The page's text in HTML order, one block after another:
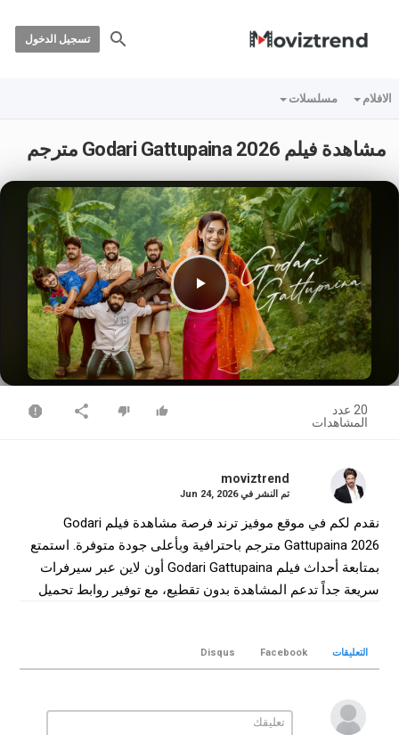
تسجيل الدخول
الافلام مسلسلات
مشاهدة فيلم Godari Gattupaina 2026 مترجم
20 عدد
المشاهدات
moviztrend
تم النشر فيJun 24, 2026
نقدم لكم في موقع موفيز ترند فرصة مشاهدة فيلم Godari
Gattupaina 2026 مترجم باحترافية وبأعلى جودة متوفرة. استمتع
بمتابعة أحداث فيلم Godari Gattupaina أون لاين عبر سيرفرات
سريعة جداً تدعم المشاهدة بدون تقطيع، مع توفير روابط تحميل
التصنيف
الكلمات الدلالية
التعليقات Facebook
Disqus